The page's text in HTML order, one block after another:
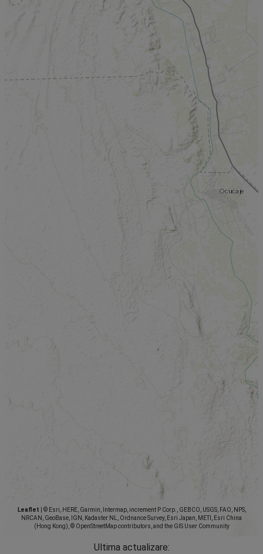
Leaflet
© Esri, HERE, Garmin, Intermap, increment P Corp., GEBCO, USGS, FAO, NPS,
NRCAN, GeoBase, IGN, Kadaster NL, Ordnance Survey, Esri Japan, METI, Esri China
(Hong Kong), © OpenStreetMap contributors, and the GIS User Community
Ultima actualizare: